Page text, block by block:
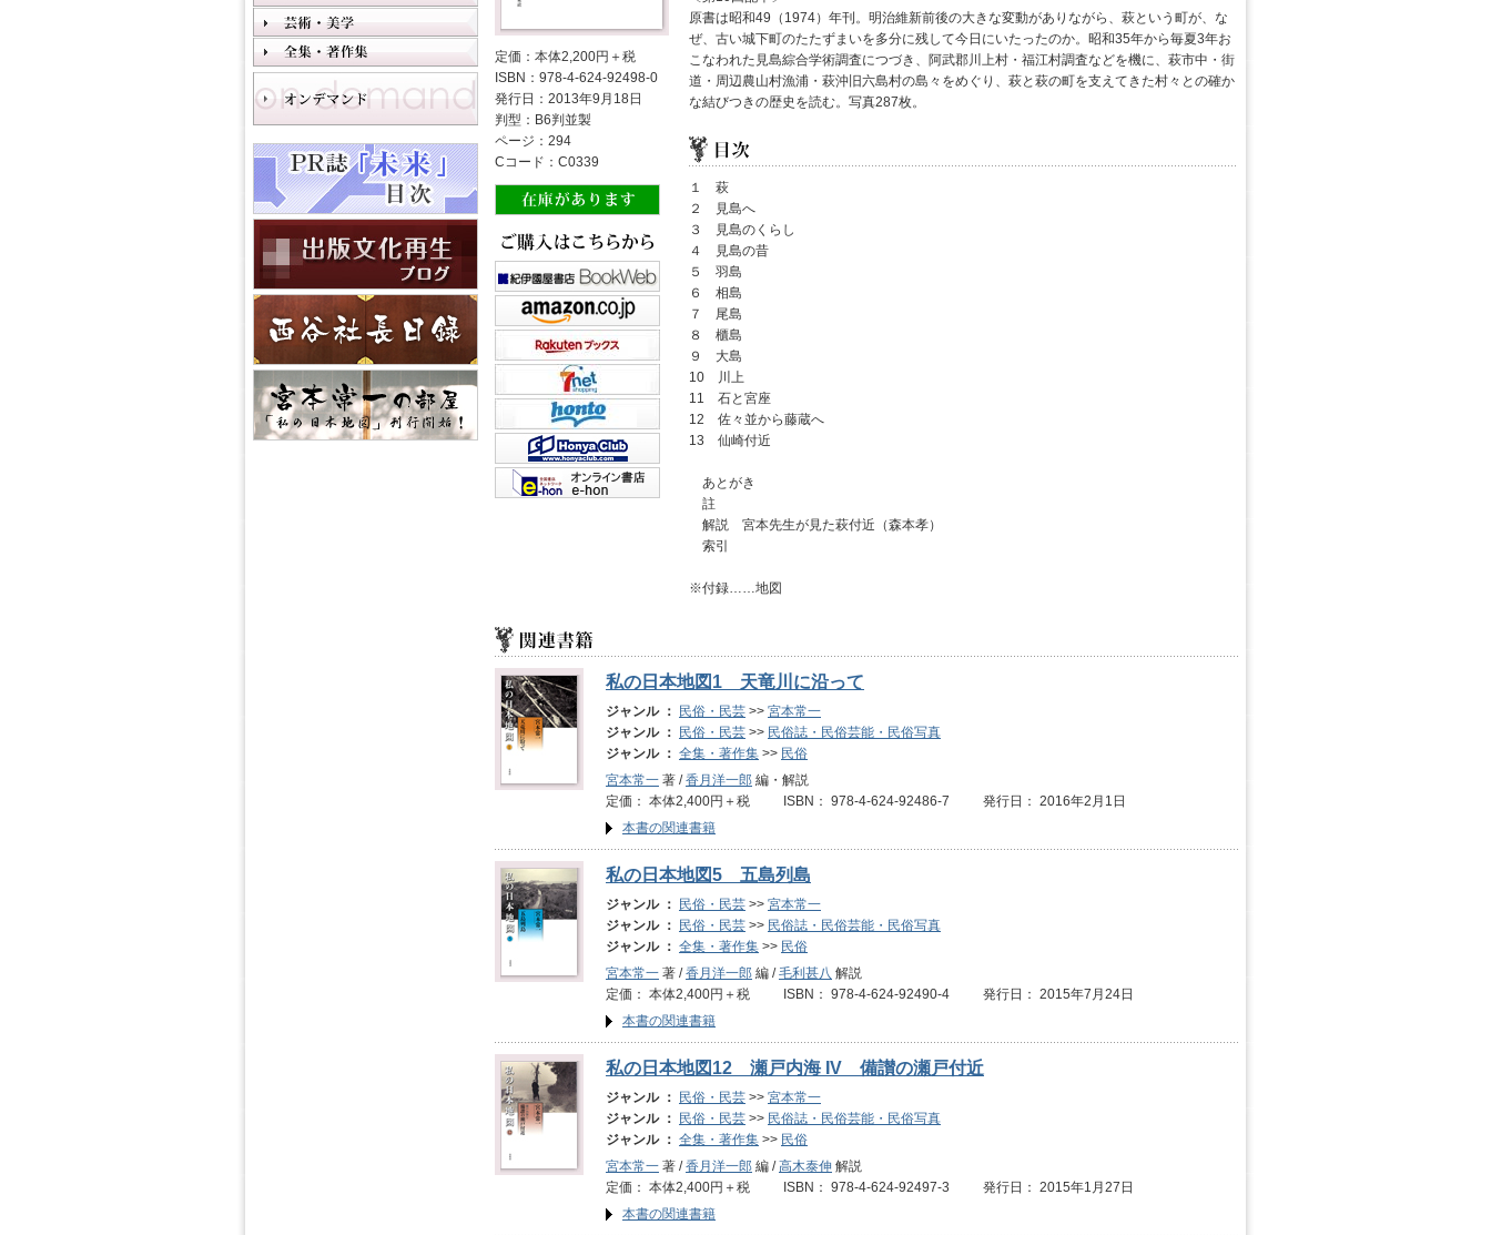
定価：本体2,200円＋税
ISBN：978-4-624-92498-0
発行日：2013年9月18日
判型：B6判並製
ページ：294
Cコード：C0339
原書は昭和49（1974）年刊。明治維新前後の大きな変動がありながら、萩という町が、な
ぜ、古い城下町のたたずまいを多分に残して今日にいたったのか。昭和35年から毎夏3年お
こなわれた見島綜合学術調査につづき、阿武郡川上村・福江村調査などを機に、萩市中・街
道・周辺農山村漁浦・萩沖旧六島村の島々をめぐり、萩と萩の町を支えてきた村々との確か
な結びつきの歴史を読む。写真287枚。
１ 萩
２ 見島へ
３ 見島のくらし
４ 見島の昔
５ 羽島
６ 相島
７ 尾島
８ 櫃島
９ 大島
10 川上
11 石と宮座
12 佐々並から藤蔵へ
13 仙崎付近
あとがき
註
解説 宮本先生が見た萩付近（森本孝）
索引
※付録……地図
私の日本地図1 天竜川に沿って
ジャンル ： 民俗・民芸 >> 宮本常一
ジャンル ：
民俗・民芸 >> 民俗誌・民俗芸能・民俗写真
ジャンル ： 全集・著作集 >> 民俗
宮本常一 著 /香月洋一郎 編・解説
定価： 本体2,400円＋税 ISBN： 978-4-624-92486-7 発行日： 2016年2月1日
本書の関連書籍
私の日本地図5 五島列島
ジャンル ： 民俗・民芸 >> 宮本常一
ジャンル ：
民俗・民芸 >> 民俗誌・民俗芸能・民俗写真
ジャンル ： 全集・著作集 >> 民俗
宮本常一 著 /香月洋一郎 編 /毛利甚八 解説
定価： 本体2,400円＋税 ISBN： 978-4-624-92490-4 発行日： 2015年7月24日
本書の関連書籍
私の日本地図12 瀬戸内海 IV 備讃の瀬戸付近
ジャンル ： 民俗・民芸 >> 宮本常一
ジャンル ：
民俗・民芸 >> 民俗誌・民俗芸能・民俗写真
ジャンル ： 全集・著作集 >> 民俗
宮本常一 著 /香月洋一郎 編 /高木泰伸 解説
定価： 本体2,400円＋税 ISBN： 978-4-624-92497-3 発行日： 2015年1月27日
本書の関連書籍